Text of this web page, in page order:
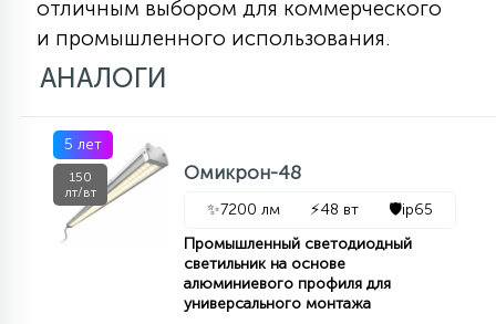
отличным выбором для коммерческого
и промышленного использования.
АНАЛОГИ
5 лет
150
лт/вт
Омикрон-48
✨7200 лм ⚡48 вт 🛡️ip65
Промышленный светодиодный
светильник на основе
алюминиевого профиля для
универсального монтажа